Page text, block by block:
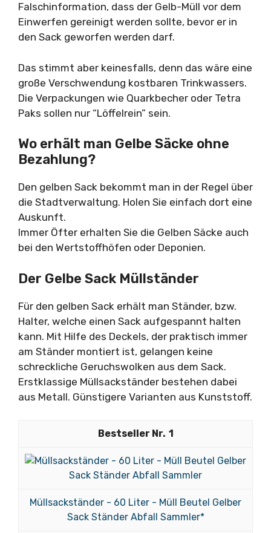
Falschinformation, dass der Gelb-Müll vor dem
Einwerfen gereinigt werden sollte, bevor er in
den Sack geworfen werden darf.
Das stimmt aber keinesfalls, denn das wäre eine
große Verschwendung kostbaren Trinkwassers.
Die Verpackungen wie Quarkbecher oder Tetra
Paks sollen nur “Löffelrein” sein.
Wo erhält man Gelbe Säcke ohne
Bezahlung?
Den gelben Sack bekommt man in der Regel über
die Stadtverwaltung. Holen Sie einfach dort eine
Auskunft.
Immer Öfter erhalten Sie die Gelben Säcke auch
bei den Wertstoffhöfen oder Deponien.
Der Gelbe Sack Müllständer
Für den gelben Sack erhält man Ständer, bzw.
Halter, welche einen Sack aufgespannt halten
kann. Mit Hilfe des Deckels, der praktisch immer
am Ständer montiert ist, gelangen keine
schreckliche Geruchswolken aus dem Sack.
Erstklassige Müllsackständer bestehen dabei
aus Metall. Günstigere Varianten aus Kunststoff.
1
Müllsackständer - 60 Liter - Müll Beutel Gelber
Sack Ständer Abfall Sammler*